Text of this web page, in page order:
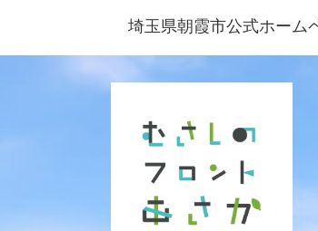
ジ
ュ
埼玉県朝霞市公式ホーム